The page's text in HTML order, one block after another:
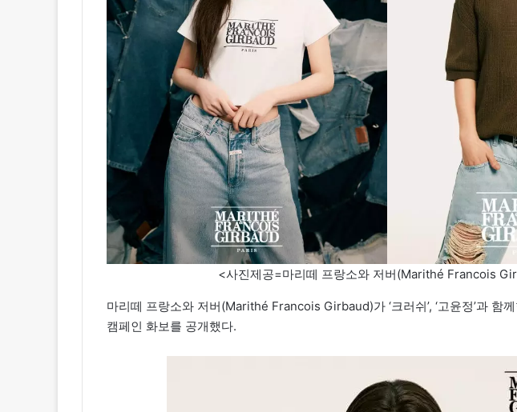
<사진제공=마리떼 프랑소와 저버(Marithé Francois
마리떼 프랑소와 저버(Marithé Francois Girbaud)가 ‘크러쉬’, ‘고윤정’과 함
캠페인 화보를 공개했다.